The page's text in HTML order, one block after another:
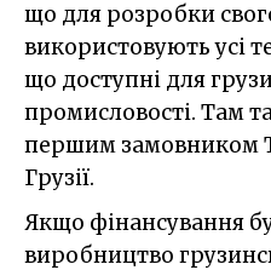
що для розробки
використовують усі
що доступні для
промисловості. Там
першим замовником
Грузії.
Якщо фінансування
виробництво